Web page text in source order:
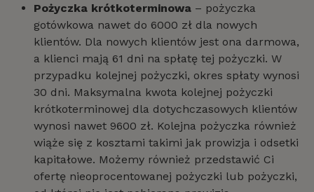
Pożyczka krótkoterminowa – pożyczka
gotówkowa nawet do 6000 zł dla nowych
klientów. Dla nowych klientów jest ona darmowa,
a klienci mają 61 dni na spłatę tej pożyczki. W
przypadku kolejnej pożyczki, okres spłaty wynosi
30 dni. Maksymalna kwota kolejnej pożyczki
krótkoterminowej dla dotychczasowych klientów
wynosi nawet 9600 zł. Kolejna pożyczka również
wiąże się z kosztami takimi jak prowizja i odsetki
kapitałowe. Możemy również przedstawić Ci
ofertę nieoprocentowanej pożyczki lub pożyczki,